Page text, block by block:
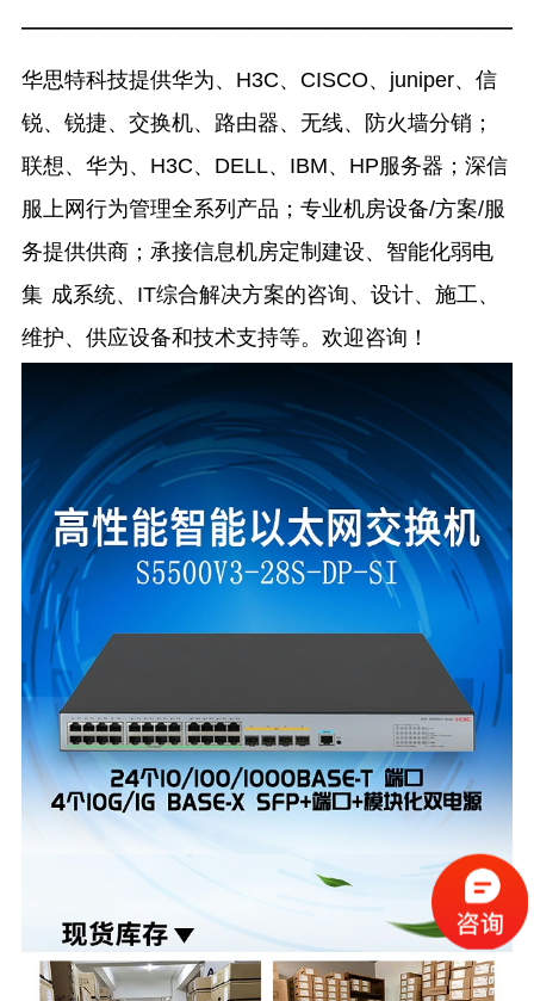
华思特科技提供华为、H3C、CISCO、juniper、信
锐、锐捷、交换机、路由器、无线、防火墙分销；
联想、华为、H3C、DELL、IBM、HP服务器；深信
服上网行为管理全系列产品；专业机房设备/方案/服
务提供供商；承接信息机房定制建设、智能化弱电
集 成系统、IT综合解决方案的咨询、设计、施工、
维护、供应设备和技术支持等。欢迎咨询！